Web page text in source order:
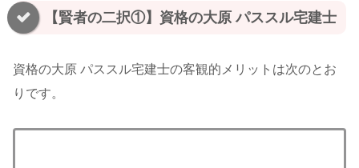
【賢者の二択①】資格の大原 パススル宅建士
資格の大原 パススル宅建士の客観的メリットは次のとお
りです。